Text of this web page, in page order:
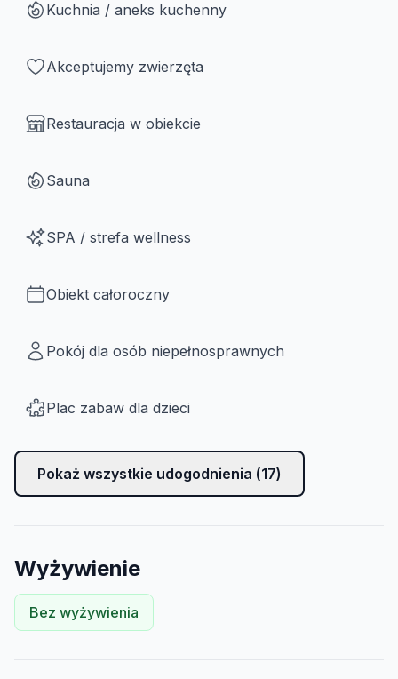
Kuchnia / aneks kuchenny
Akceptujemy zwierzęta
Restauracja w obiekcie
Sauna
SPA / strefa wellness
Obiekt całoroczny
Pokój dla osób niepełnosprawnych
Plac zabaw dla dzieci
Pokaż wszystkie udogodnienia (17)
Wyżywienie
Bez wyżywienia